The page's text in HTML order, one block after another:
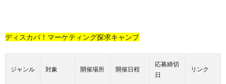
ディスカバ！マーケティング探求キャンプ
ジャンル 対象 開催場所 開催日程
応募締切
日
リンク